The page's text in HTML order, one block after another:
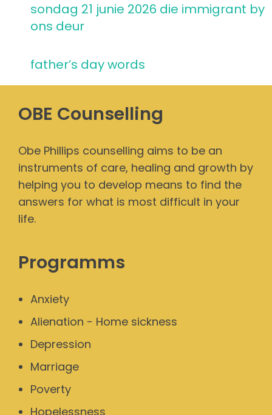
sondag 21 junie 2026 die immigrant by
ons deur
father’s day words
OBE Counselling
Obe Phillips counselling aims to be an
instruments of care, healing and growth by
helping you to develop means to find the
answers for what is most difficult in your
life.
Programms
Anxiety
Alienation - Home sickness
Depression
Marriage
Poverty
Hopelessness